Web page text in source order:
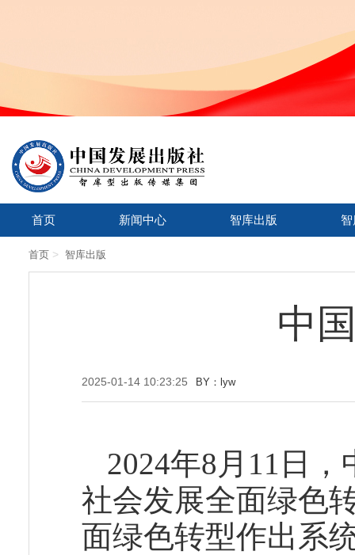
首页 新闻中心 智库出版
首页 > 智库出版
中
2025-01-14 10:23:25 BY：lyw
2024年8月11日
社会发展全面绿色
面绿色转型作出系